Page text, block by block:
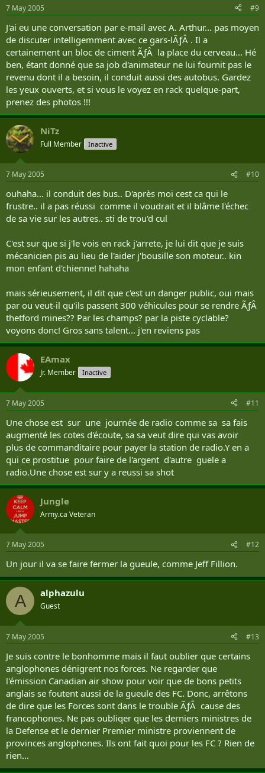
7 May 2005 #9
J'ai eu une conversation par e-mail avec A. Arthur... pas moyen
de discuter intelligemment avec ce gars-lÃƒÂ . Il a
certainement un bloc de ciment ÃƒÂ la place du cerveau... Hé
ben, étant donné que sa job d'animateur ne lui fournit pas le
revenu dont il a besoin, il conduit aussi des autobus. Gardez
les yeux ouverts, et si vous le voyez en rack quelque-part,
prenez des photos !!!
NiTz
Full Member Inactive
7 May 2005 #10
ouhaha... il conduit des bus.. D'après moi cest ca qui le
frustre.. il a pas réussi comme il voudrait et il blâme l'échec
de sa vie sur les autres.. sti de trou'd cul
C'est sur que si j'le vois en rack j'arrete, je lui dit que je suis
mécanicien pis au lieu de l'aider j'bousille son moteur.. kin
mon enfant d'chienne! hahaha
mais sérieusement, il dit que c'est un danger public, oui mais
par ou veut-il qu'ils passent 300 véhicules pour se rendre ÃƒÂ
thetford mines?? Par les champs? par la piste cyclable?
voyons donc! Gros sans talent... j'en reviens pas
EAmax
Jr. Member Inactive
7 May 2005 #11
Une chose est sur une journée de radio comme sa sa fais
augmenté les cotes d'écoute, sa sa veut dire qui vas avoir
plus de commanditaire pour payer la station de radio.Y en a
qui ce prostitue pour faire de l'argent d'autre guele a
radio.Une chose est sur y a reussi sa shot
Jungle
Army.ca Veteran
7 May 2005 #12
Un jour il va se faire fermer la gueule, comme Jeff Fillion.
A alphazulu
Guest
7 May 2005 #13
Je suis contre le bonhomme mais il faut oublier que certains
anglophones dénigrent nos forces. Ne regarder que
l'émission Canadian air show pour voir que de bons petits
anglais se foutent aussi de la gueule des FC. Donc, arrêtons
de dire que les Forces sont dans le trouble ÃƒÂ cause des
francophones. Ne pas oubliqer que les derniers ministres de
la Defense et le dernier Premier ministre proviennent de
provinces anglophones. Ils ont fait quoi pour les FC ? Rien de
rien...